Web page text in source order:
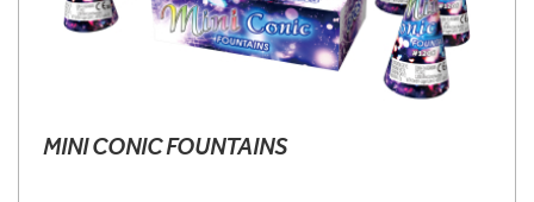
MINI CONIC FOUNTAINS